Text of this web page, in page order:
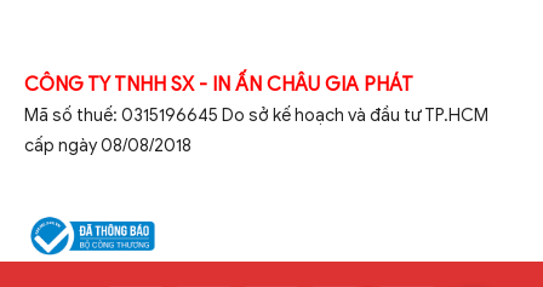
CÔNG TY TNHH SX - IN ẤN CHÂU GIA PHÁT
Mã số thuế: 0315196645 Do sở kế hoạch và đầu tư TP.HCM
cấp ngày 08/08/2018